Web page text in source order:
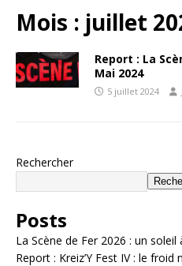
Mois : juillet
Report : La
Mai 2024
5 juillet 2024
Rechercher
Posts
La Scène de Fer 2026 : un
Report : Kreiz’Y Fest IV : le froid